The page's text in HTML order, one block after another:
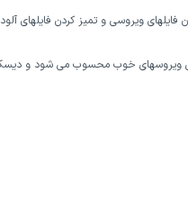
ویروسی و تمیز کردن فایلهای
ویروسهای خوب محسوب می شود و